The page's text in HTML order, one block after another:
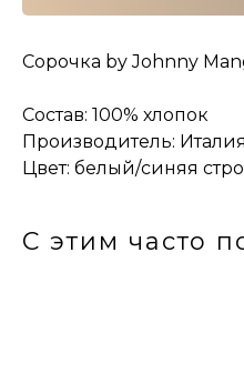
Сорочка by Johnny
Состав: 100% хлопок
Производитель: Италия
Цвет: белый/синяя
С этим часто